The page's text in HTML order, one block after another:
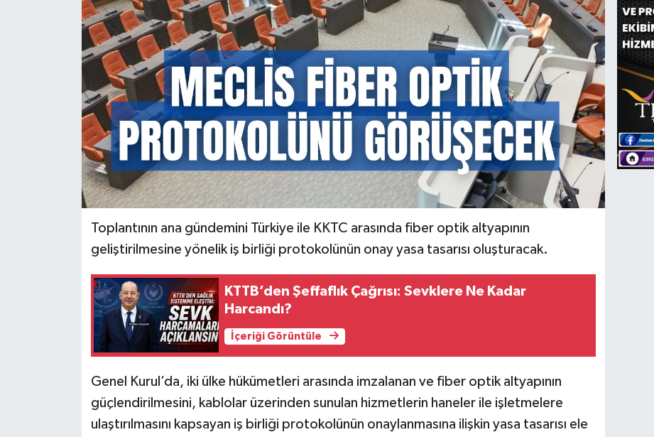
Toplantının ana gündemini Türkiye ile KKTC arasında fiber optik altyapının
geliştirilmesine yönelik iş birliği protokolünün onay yasa tasarısı oluşturacak.
KTTB’den Şeffaflık Çağrısı: Sevklere Ne Kadar
Harcandı?
İçeriği Görüntüle
Genel Kurul’da, iki ülke hükümetleri arasında imzalanan ve fiber optik altyapının
güçlendirilmesini, kablolar üzerinden sunulan hizmetlerin haneler ile işletmelere
ulaştırılmasını kapsayan iş birliği protokolünün onaylanmasına ilişkin yasa tasarısı ele